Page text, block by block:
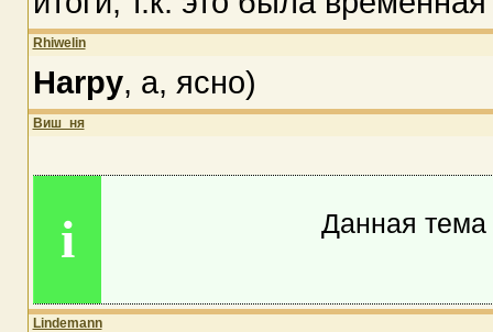
Rhiwelin
Harpy, а, ясно)
Виш_ня
i Данная тема
Lindemann